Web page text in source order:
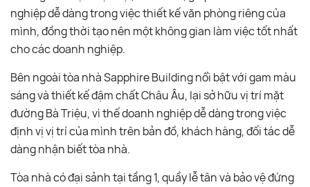
nghiệp dễ dàng trong việc thiết kế văn phòng riêng của
mình, đồng thời tạo nên một không gian làm việc tốt nhất
cho các doanh nghiệp.
Bên ngoài tòa nhà Sapphire Building nổi bật với gam màu
sáng và thiết kế đậm chất Châu Âu, lại sở hữu vị trí mặt
đường Bà Triệu, vì thế doanh nghiệp dễ dàng trong việc
định vị vị trí của mình trên bản đồ, khách hàng, đối tác dễ
dàng nhận biết tòa nhà.
Tòa nhà có đại sảnh tại tầng 1, quầy lễ tân và bảo vệ đứng